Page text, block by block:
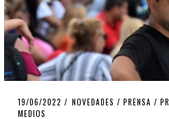
POSTED
ON
19/06/2022 22/06/2022
NOVEDADES / PRENSA /
MEDIOS